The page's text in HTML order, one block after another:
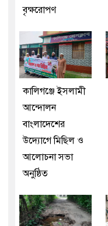
বৃক্ষরোপণ
কালিগঞ্জে ইসলামী
আন্দোলন
বাংলাদেশের
উদ্যোগে মিছিল ও
আলোচনা সভা
অনুষ্ঠিত